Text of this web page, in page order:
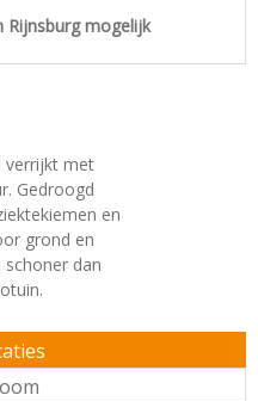
Rijnsburg mogelijk
verrijkt met
Gedroogd
en
grond en
schoner dan